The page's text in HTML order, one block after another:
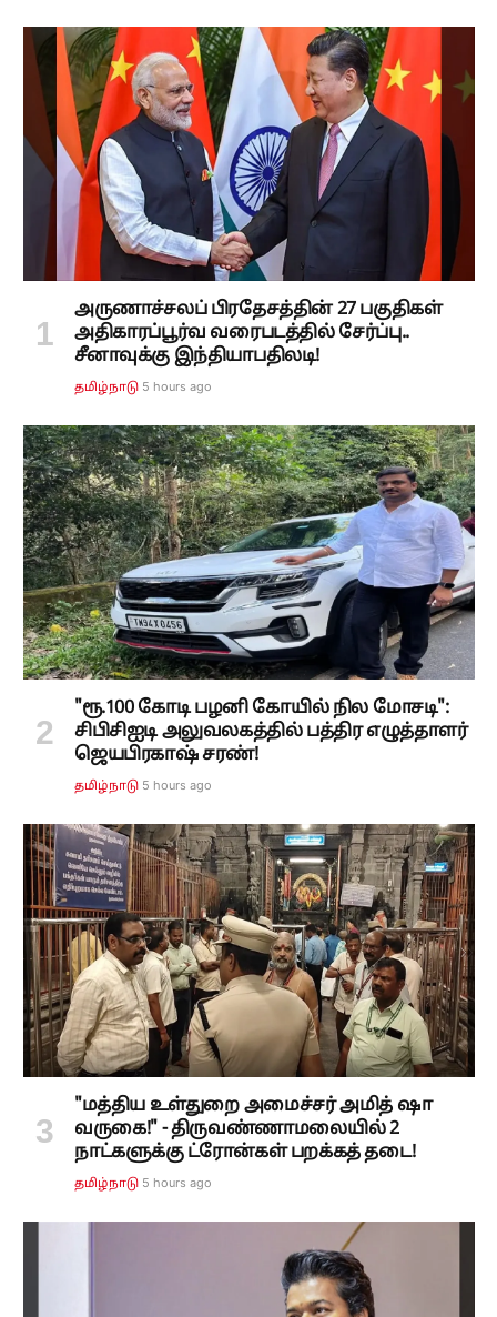
அருணாச்சலப் பிரதேசத்தின் 27 பகுதிகள்
அதிகாரப்பூர்வ வரைபடத்தில் சேர்ப்பு..
சீனாவுக்கு இந்தியாபதிலடி!
தமிழ்நாடு 5 hours ago
"ரூ.100 கோடி பழனி கோயில் நில மோசடி":
சிபிசிஐடி அலுவலகத்தில் பத்திர எழுத்தாளர்
ஜெயபிரகாஷ் சரண்!
தமிழ்நாடு 5 hours ago
"மத்திய உள்துறை அமைச்சர் அமித் ஷா
வருகை!" - திருவண்ணாமலையில் 2
நாட்களுக்கு ட்ரோன்கள் பறக்கத் தடை!
தமிழ்நாடு 5 hours ago